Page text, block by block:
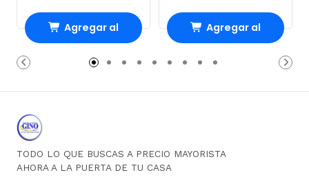
Agregar al
carrito
Agregar al
carrito
TODO LO QUE BUSCAS A PRECIO MAYORISTA
AHORA A LA PUERTA DE TU CASA